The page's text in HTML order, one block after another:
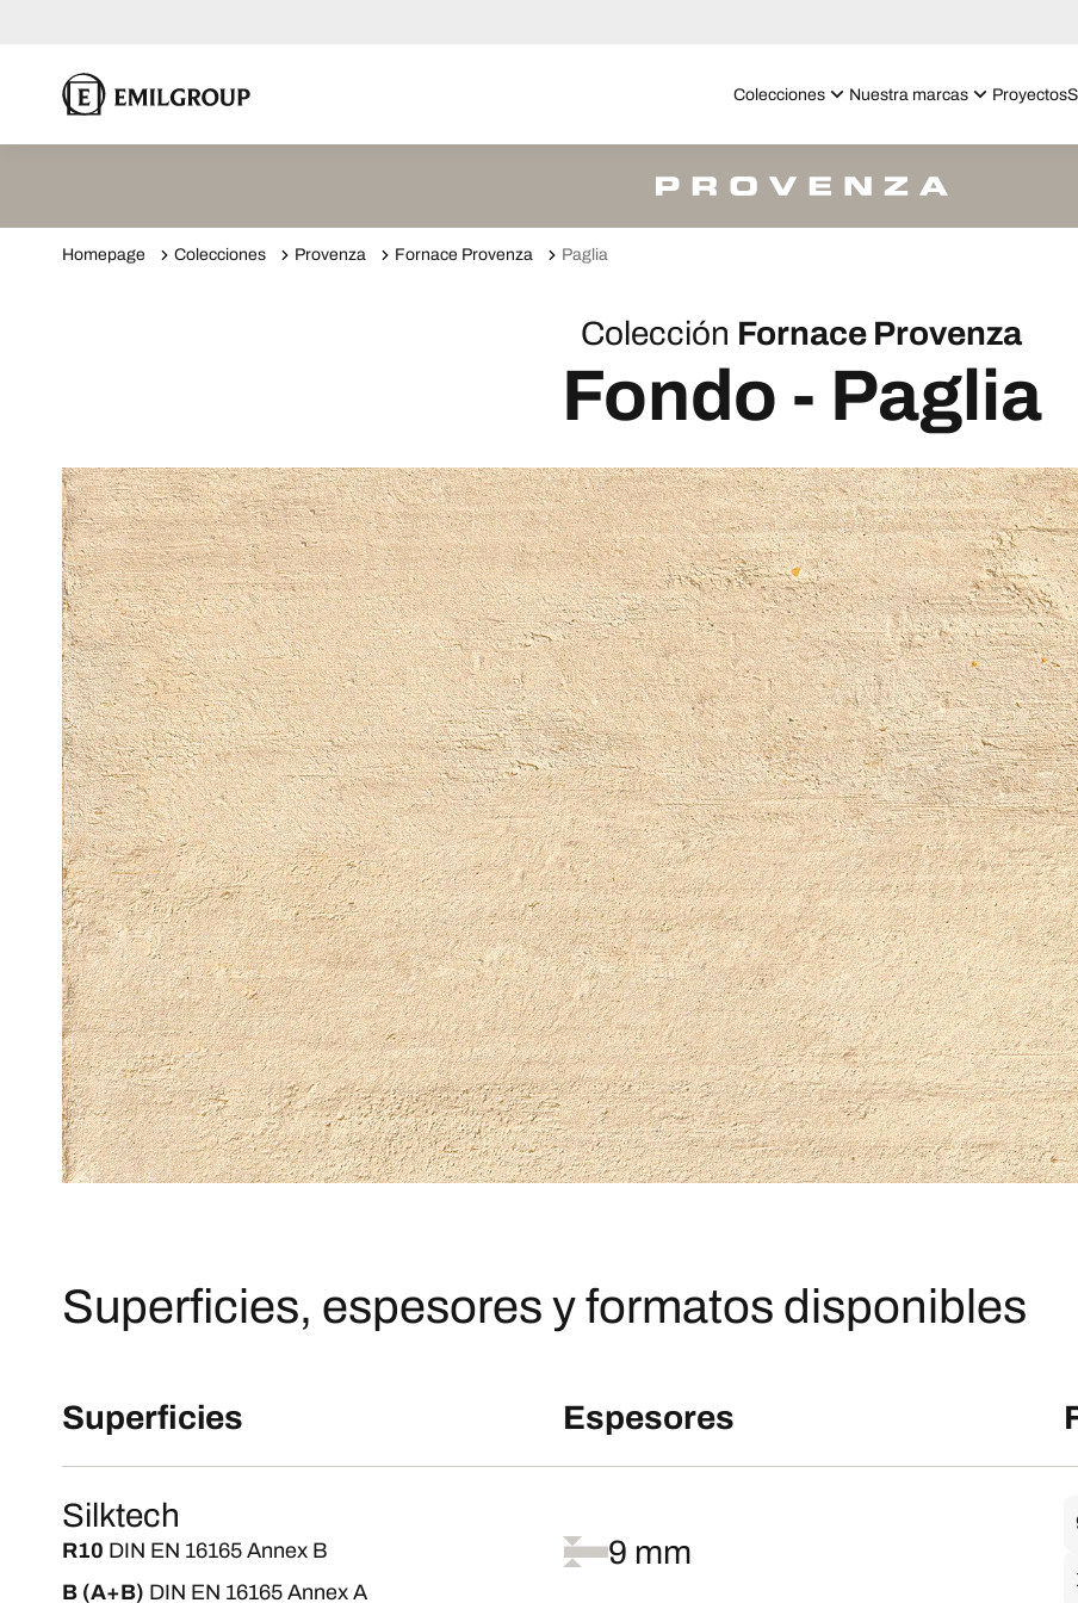
Colecciones Nuestra marcas Proyectos
Homepage Colecciones Provenza Fornace Provenza Paglia
Colección Fornace Provenza
Fondo - Paglia
Superficies, espesores y formatos disponibles
Superficies Espesores
Silktech
R10 DIN EN 16165 Annex B
B (A+B) DIN EN 16165 Annex A
9 mm